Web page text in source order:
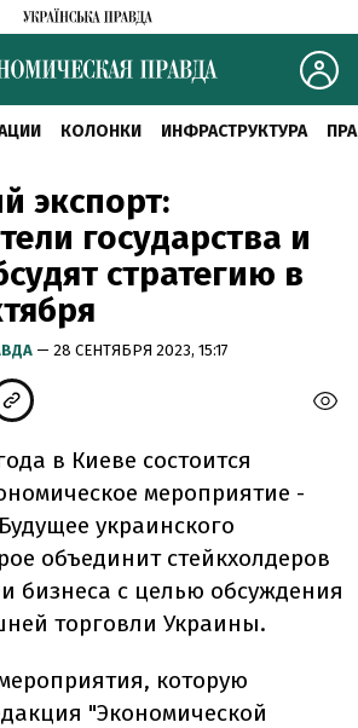
КОЛОНКИ ИНФРАСТРУКТУРА
экспорт:
государства и
стратегию в
— 28 СЕНТЯБРЯ 2023, 15:17
в Киеве состоится
мероприятие -
украинского
объединит стейкхолдеров
и бизнеса с целью обсуждения
торговли Украины.
которую
"Экономической